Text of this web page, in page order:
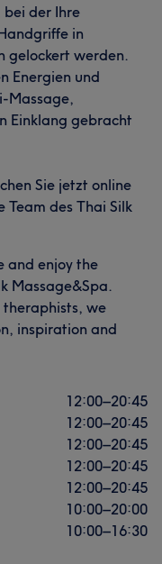
der Ihre
in
gelockert werden.
Energien und
Massage,
Einklang gebracht
Sie jetzt online
Team des Thai Silk
and enjoy the
Massage&Spa.
we
inspiration and
12:00–20:45
12:00–20:45
12:00–20:45
12:00–20:45
12:00–20:45
10:00–20:00
10:00–16:30